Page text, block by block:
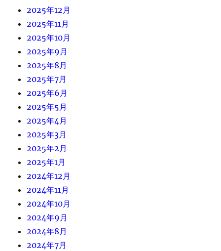
2025年12月
2025年11月
2025年10月
2025年9月
2025年8月
2025年7月
2025年6月
2025年5月
2025年4月
2025年3月
2025年2月
2025年1月
2024年12月
2024年11月
2024年10月
2024年9月
2024年8月
2024年7月